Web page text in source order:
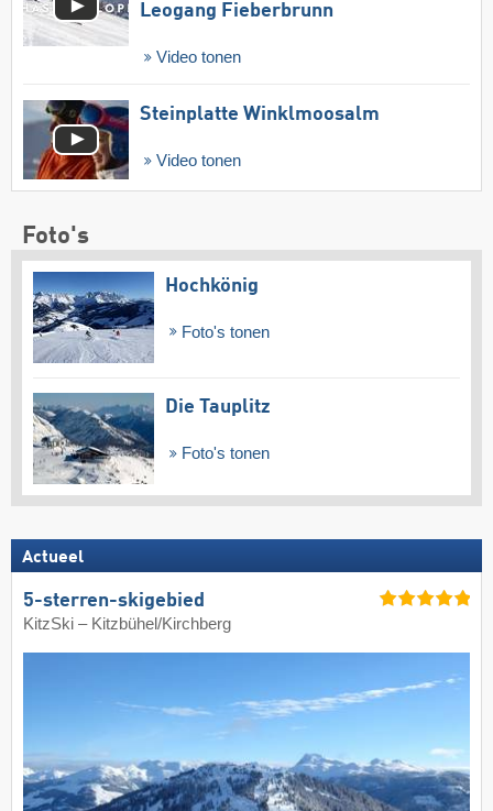
Leogang Fieberbrunn
Video tonen
Steinplatte Winklmoosalm
Video tonen
Foto's
Hochkönig
Foto's tonen
Die Tauplitz
Foto's tonen
Actueel
5-sterren-skigebied
KitzSki – Kitzbühel/​Kirchberg